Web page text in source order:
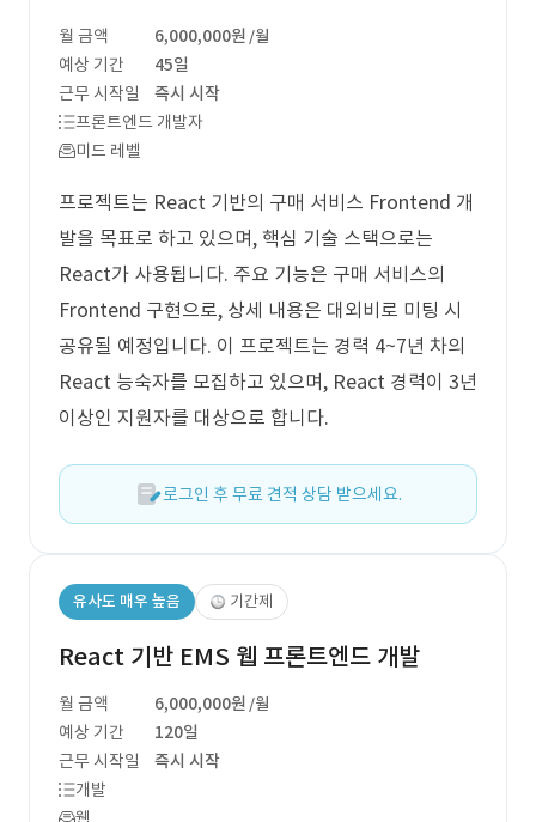
월 금액 6,000,000원 /월
예상 기간
45일
근무 시작일
즉시 시작
프론트엔드 개발자
미드 레벨
프로젝트는 React 기반의 구매 서비스 Frontend 개
발을 목표로 하고 있으며, 핵심 기술 스택으로는
React가 사용됩니다. 주요 기능은 구매 서비스의
Frontend 구현으로, 상세 내용은 대외비로 미팅 시
공유될 예정입니다. 이 프로젝트는 경력 4~7년 차의
React 능숙자를 모집하고 있으며, React 경력이 3년
이상인 지원자를 대상으로 합니다.
로그인 후 무료 견적 상담 받으세요.
유사도 매우 높음 기간제
React 기반 EMS 웹 프론트엔드 개발
월 금액 6,000,000원 /월
예상 기간
120일
근무 시작일
즉시 시작
개발